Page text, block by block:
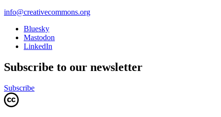
info@creativecommons.org
Bluesky
Mastodon
LinkedIn
Subscribe to our newsletter
Subscribe